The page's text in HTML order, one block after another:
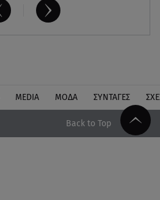
MEDIA ΜΟΔΑ ΣΥΝΤΑΓΕΣ
Back to Top